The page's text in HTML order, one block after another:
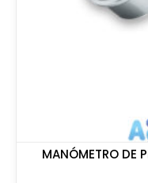
MANÓMETRO DE